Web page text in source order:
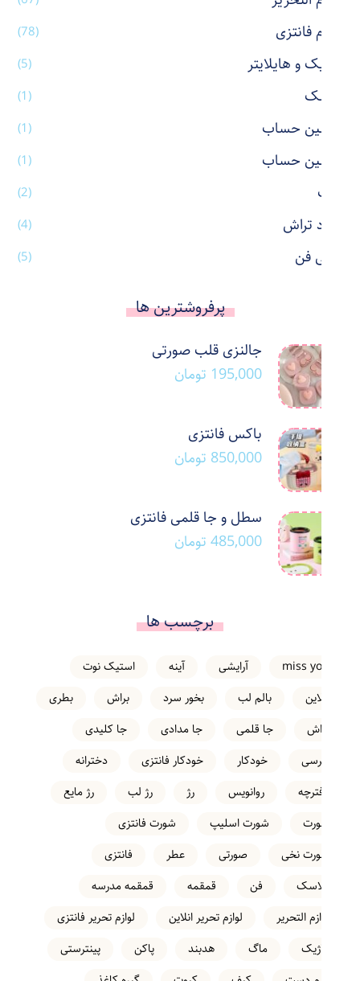
لوازم فانتزی (78)
ماژیک و هایلایتر (5)
ماسک (1)
ماشین حساب (1)
ماشین حساب (1)
ماگ (2)
مداد تراش (4)
مینی فن (5)
پرفروشترین ها
جالنزی قلب صورتی
195,000 تومان
باکس فانتزی
850,000 تومان
سطل و جا قلمی فانتزی
485,000 تومان
برچسب ها
miss you آرایشی آینه
استیک نوت
انلاین
بالم لب بخور سرد براش
بطری
تراش
جا قلمی جا مدادی
جا کلیدی
خرسی
خودکار خودکار فانتزی
دخترانه
دفترچه
روانویس رژ رژ لب
رژ مایع
شورت
شورت اسلیپ
شورت فانتزی
شورت نخی
صورتی عطر
فانتزی
فلاسک
فن قمقمه
قمقمه مدرسه
لوازم التحریر
لوازم تحریر انلاین
لوازم تحریر فانتزی
ماژیک
ماگ هدبند پاکن
پینترستی